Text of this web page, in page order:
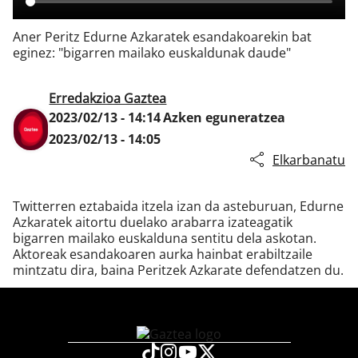
Klisk
Aner Peritz Edurne Azkaratek esandakoarekin bat
eginez: "bigarren mailako euskaldunak daude"
Erredakzioa Gaztea
2023/02/13 - 14:14Azken eguneratzea
2023/02/13 - 14:05
Elkarbanatu
Twitterren eztabaida itzela izan da asteburuan, Edurne
Azkaratek aitortu duelako arabarra izateagatik
bigarren mailako euskalduna sentitu dela askotan.
Aktoreak esandakoaren aurka hainbat erabiltzaile
mintzatu dira, baina Peritzek Azkarate defendatzen du.